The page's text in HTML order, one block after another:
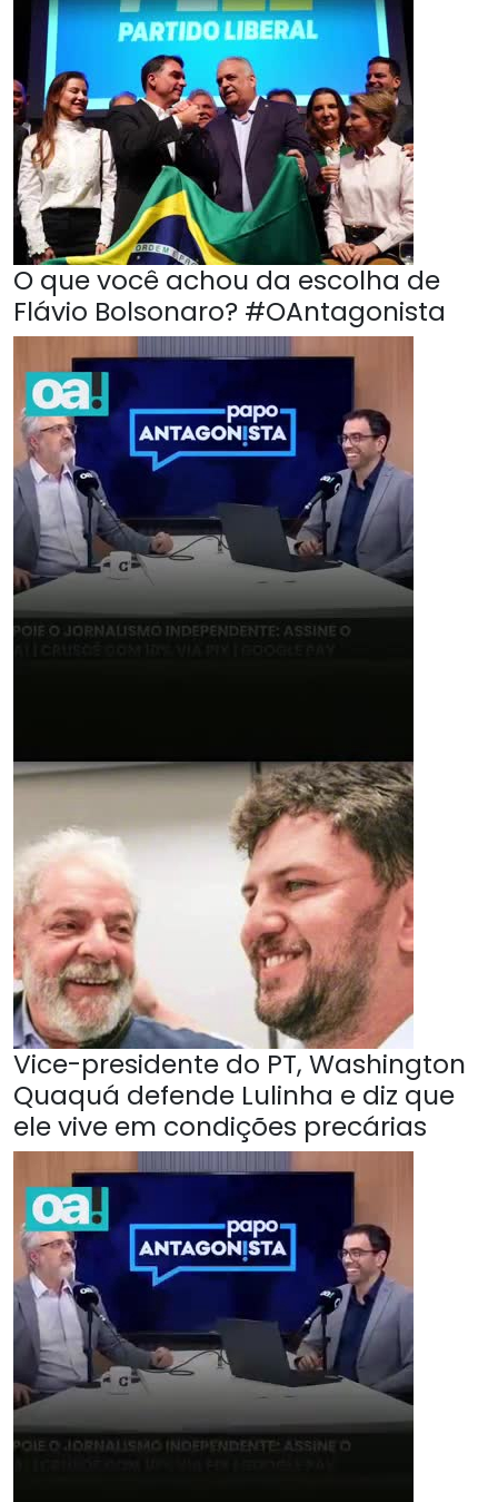
O que você achou da escolha de
Flávio Bolsonaro? #OAntagonista
Vice-presidente do PT, Washington
Quaquá defende Lulinha e diz que
ele vive em condições precárias